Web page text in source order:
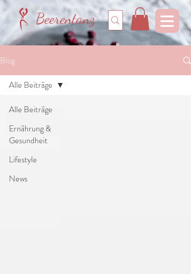
Beerentanz
Blog
Alle Beiträge
Ernährung &
Gesundheit
Lifestyle
News
Alle Beiträge